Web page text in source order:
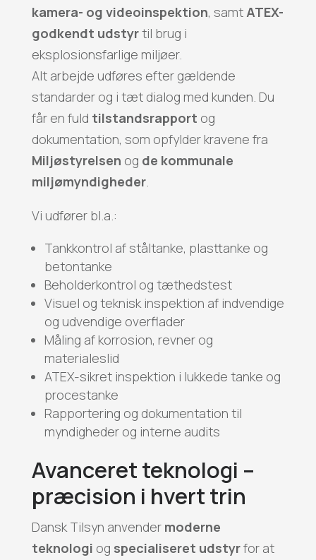
kamera- og videoinspektion, samt ATEX-
godkendt udstyrtil brug i
eksplosionsfarlige miljøer.
Alt arbejde udføres efter gældende
standarder og i tæt dialog med kunden. Du
får en fuld tilstandsrapport og
dokumentation, som opfylder kravene fra
Miljøstyrelsen og de kommunale
miljømyndigheder.
Vi udfører bl.a.:
Tankkontrol af ståltanke, plasttanke og
betontanke
Beholderkontrol og tæthedstest
Visuel og teknisk inspektion af indvendige
og udvendige overflader
Måling af korrosion, revner og
materialeslid
ATEX-sikret inspektion i lukkede tanke og
procestanke
Rapportering og dokumentation til
myndigheder og interne audits
Avanceret teknologi –
præcision i hvert trin
Dansk Tilsyn anvender moderne
teknologi og specialiseret udstyrfor at